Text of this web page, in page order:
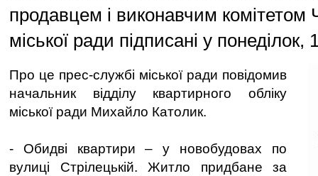
продавцем і виконавчим комітетом
міської ради підписані у понеділок,
Про це прес-службі міської ради повідомив
начальник відділу квартирного обліку
міської ради Михайло Католик.
- Обидві квартири – у новобудовах по
вулиці Стрілецькій. Житло придбане за